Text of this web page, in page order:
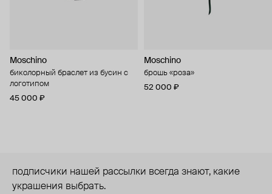
Moschino
биколорный браслет из бусин с
логотипом
45 000 ₽
Moschino
брошь «роза»
52 000 ₽
подписчики нашей рассылки всегда знают, какие
украшения выбрать.